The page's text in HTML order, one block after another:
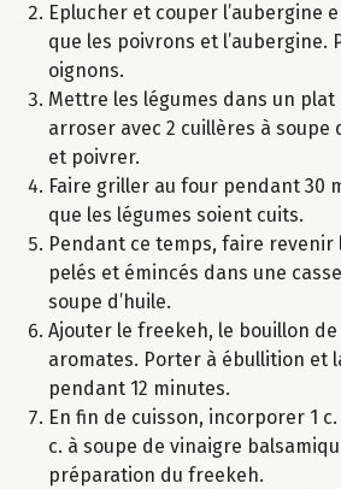
Eplucher et couper l’aubergine
que les poivrons et l’aubergine.
oignons.
Mettre les légumes dans un
arroser avec 2 cuillères à soupe
et poivrer.
Faire griller au four pendant 30
que les légumes soient cuits.
Pendant ce temps, faire revenir
pelés et émincés dans une
soupe d’huile.
Ajouter le freekeh, le bouillon de
aromates. Porter à ébullition et
pendant 12 minutes.
En fin de cuisson, incorporer 1 c.
c. à soupe de vinaigre
préparation du freekeh.